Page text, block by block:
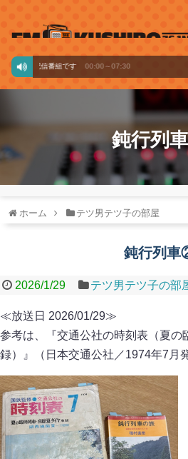
らの配信番組です 00:00～07:30
鈍行列
ホーム テツ男テツ子の部屋
鈍行列
2026/1/29 テツ男テツ子の部
≪放送日 2026/01/29≫
参考は、『交通公社の時刻表（夏の
録）』（日本交通公社／1974年7月